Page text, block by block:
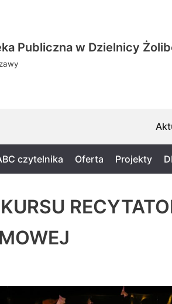
Publiczna w Dzielnicy
czytelnika Oferta Projekty